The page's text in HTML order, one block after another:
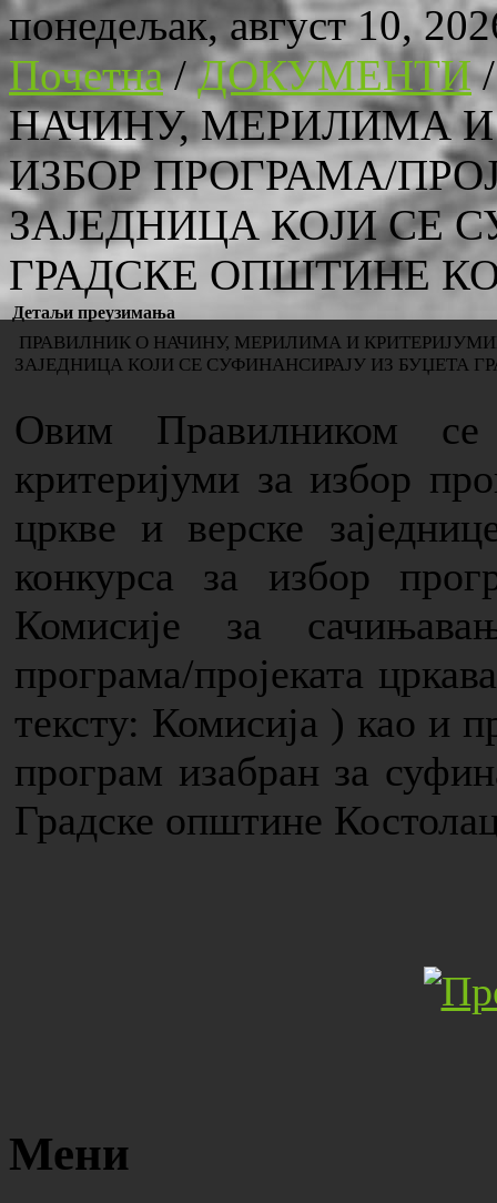
понедељак, август 10,
Почетна/ДОКУМЕНТИ
НАЧИНУ, МЕРИЛИМА
ИЗБОР ПРОГРАМА/
ЗАЈЕДНИЦА КОЈИ СЕ
ГРАДСКЕ ОПШТИНЕ
Детаљи преузимања
ПРАВИЛНИК О НАЧИНУ, МЕРИЛИМА И
ЗАЈЕДНИЦА КОЈИ СЕ СУФИНАНСИРАЈУ ИЗ БУЏЕТА
Овим Правилником
критеријуми за избор
цркве и верске
конкурса за избор
Комисије за
програма/пројеката
тексту: Комисија ) као и
програм изабран за
Градске општине
Мени